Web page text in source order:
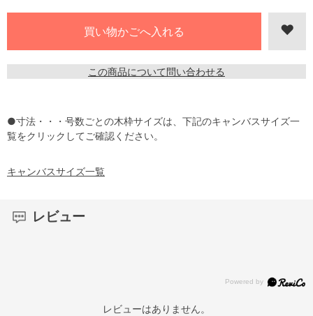
この商品について問い合わせる
●寸法・・・号数ごとの木枠サイズは、下記のキャンバスサイズ一
覧をクリックしてご確認ください。
キャンバスサイズ一覧
レビュー
レビューはありません。